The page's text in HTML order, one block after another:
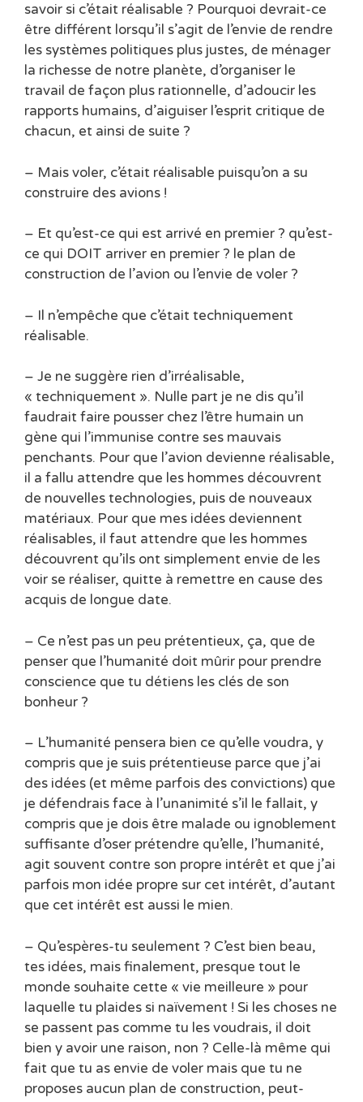
savoir si c’était réalisable ? Pourquoi devrait-ce
être différent lorsqu’il s’agit de l’envie de rendre
les systèmes politiques plus justes, de ménager
la richesse de notre planète, d’organiser le
travail de façon plus rationnelle, d’adoucir les
rapports humains, d’aiguiser l’esprit critique de
chacun, et ainsi de suite ?
– Mais voler, c’était réalisable puisqu’on a su
construire des avions !
– Et qu’est-ce qui est arrivé en premier ? qu’est-
ce qui DOIT arriver en premier ? le plan de
construction de l’avion ou l’envie de voler ?
– Il n’empêche que c’était techniquement
réalisable.
– Je ne suggère rien d’irréalisable,
« techniquement ». Nulle part je ne dis qu’il
faudrait faire pousser chez l’être humain un
gène qui l’immunise contre ses mauvais
penchants. Pour que l’avion devienne réalisable,
il a fallu attendre que les hommes découvrent
de nouvelles technologies, puis de nouveaux
matériaux. Pour que mes idées deviennent
réalisables, il faut attendre que les hommes
découvrent qu’ils ont simplement envie de les
voir se réaliser, quitte à remettre en cause des
acquis de longue date.
– Ce n’est pas un peu prétentieux, ça, que de
penser que l’humanité doit mûrir pour prendre
conscience que tu détiens les clés de son
bonheur ?
– L’humanité pensera bien ce qu’elle voudra, y
compris que je suis prétentieuse parce que j’ai
des idées (et même parfois des convictions) que
je défendrais face à l’unanimité s’il le fallait, y
compris que je dois être malade ou ignoblement
suffisante d’oser prétendre qu’elle, l’humanité,
agit souvent contre son propre intérêt et que j’ai
parfois mon idée propre sur cet intérêt, d’autant
que cet intérêt est aussi le mien.
– Qu’espères-tu seulement ? C’est bien beau,
tes idées, mais finalement, presque tout le
monde souhaite cette « vie meilleure » pour
laquelle tu plaides si naïvement ! Si les choses ne
se passent pas comme tu les voudrais, il doit
bien y avoir une raison, non ? Celle-là même qui
fait que tu as envie de voler mais que tu ne
proposes aucun plan de construction, peut-